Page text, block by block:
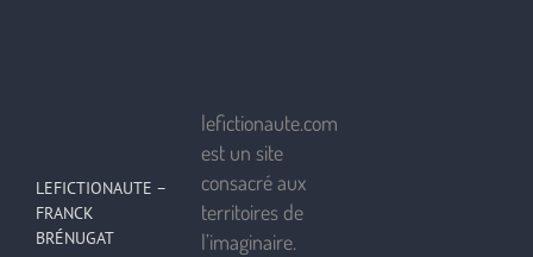
LEFICTIONAUTE –
FRANCK
BRÉNUGAT
lefictionaute.com
est un site
consacré aux
territoires de
l’imaginaire.